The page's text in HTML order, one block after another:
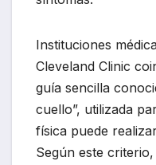
Instituciones
Cleveland Clinic
guía sencilla
cuello”, utilizada
física puede
Según este